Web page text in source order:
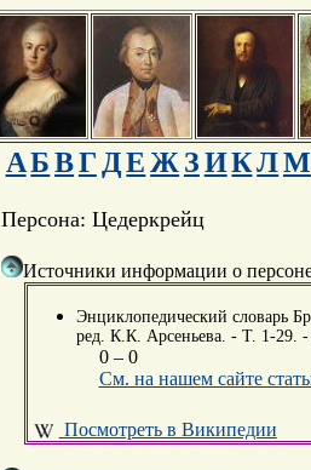
АБВГ ДЕ Ж ЗИКЛМ
Персона: Цедеркрейц
Источники информации о
Энциклопедический словарь
ред. К.К. Арсеньева. - Т. 1-29.
0 – 0
См. на нашем сайте
Посмотреть в Википедии